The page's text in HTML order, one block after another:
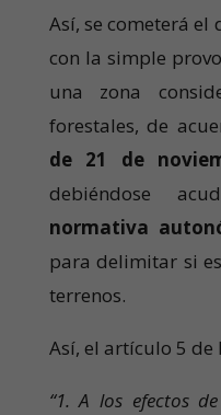
Así, se cometerá
con la simple
una zona
forestales, de
de 21 de
debiéndose
normativa
para delimitar si
terrenos.
Así, el artículo 5
“1. A los efectos